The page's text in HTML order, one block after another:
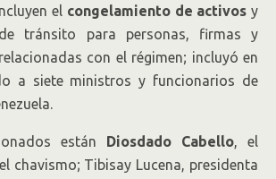
el congelamiento de activos y
tránsito para personas, firmas y
con el régimen; incluyó en
a siete ministros y funcionarios de
están Diosdado Cabello, el
chavismo; Tibisay Lucena, presidenta